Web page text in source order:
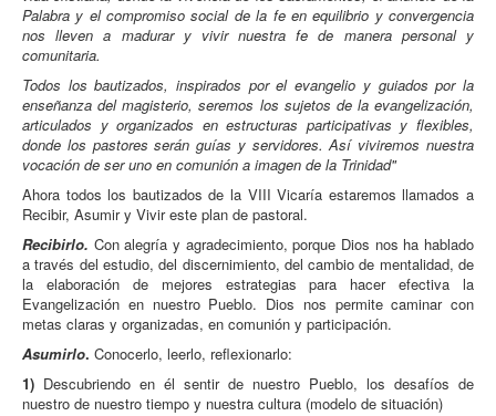
Palabra y el compromiso social de la fe en equilibrio y convergencia
nos lleven a madurar y vivir nuestra fe de manera personal y
comunitaria.
Todos los bautizados, inspirados por el evangelio y guiados por la
enseñanza del magisterio, seremos los sujetos de la evangelización,
articulados y organizados en estructuras participativas y flexibles,
donde los pastores serán guías y servidores. Así viviremos nuestra
vocación de ser uno en comunión a imagen de la Trinidad"
Ahora todos los bautizados de la VIII Vicaría estaremos llamados a
Recibir, Asumir y Vivir este plan de pastoral.
Recibirlo. Con alegría y agradecimiento, porque Dios nos ha hablado
a través del estudio, del discernimiento, del cambio de mentalidad, de
la elaboración de mejores estrategias para hacer efectiva la
Evangelización en nuestro Pueblo. Dios nos permite caminar con
metas claras y organizadas, en comunión y participación.
Asumirlo. Conocerlo, leerlo, reflexionarlo:
1) Descubriendo en él sentir de nuestro Pueblo, los desafíos de
nuestro de nuestro tiempo y nuestra cultura (modelo de situación)